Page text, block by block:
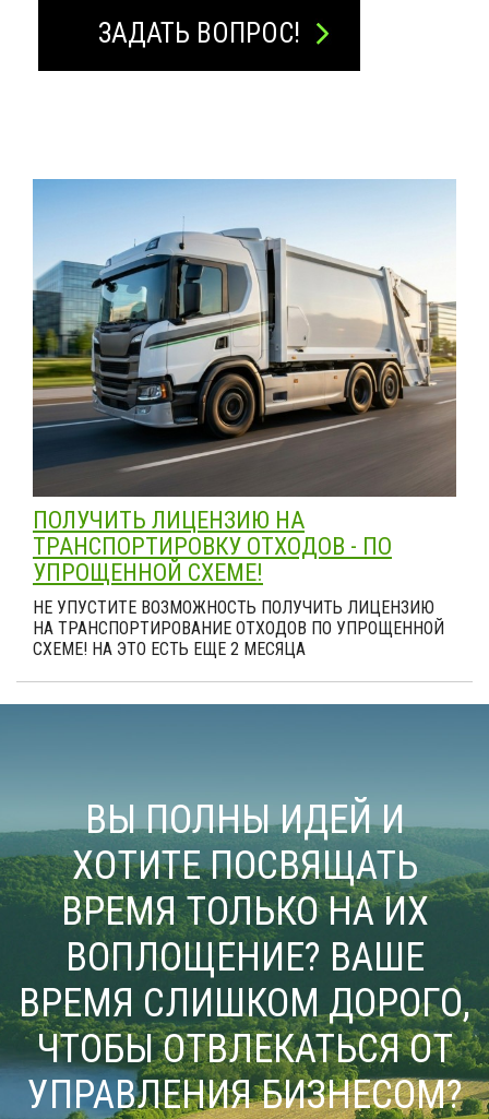
ЗАДАТЬ ВОПРОС!
ПОЛУЧИТЬ ЛИЦЕНЗИЮ НА
ТРАНСПОРТИРОВКУ ОТХОДОВ - ПО
УПРОЩЕННОЙ СХЕМЕ!
НЕ УПУСТИТЕ ВОЗМОЖНОСТЬ ПОЛУЧИТЬ ЛИЦЕНЗИЮ
НА ТРАНСПОРТИРОВАНИЕ ОТХОДОВ ПО УПРОЩЕННОЙ
СХЕМЕ! НА ЭТО ЕСТЬ ЕЩЕ 2 МЕСЯЦА
ВЫ ПОЛНЫ ИДЕЙ И
ХОТИТЕ ПОСВЯЩАТЬ
ВРЕМЯ ТОЛЬКО НА ИХ
ВОПЛОЩЕНИЕ? ВАШЕ
ВРЕМЯ СЛИШКОМ ДОРОГО,
ЧТОБЫ ОТВЛЕКАТЬСЯ ОТ
УПРАВЛЕНИЯ БИЗНЕСОМ?